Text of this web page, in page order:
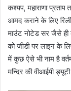
कश्यप, महाराणा
आमद कराने के लिए
माउंट नोटेड सर जैसे ही
को जीडी पर लाइन के
में कुछ ऐसे भी नाम है
मन्दिर की वीआईपी